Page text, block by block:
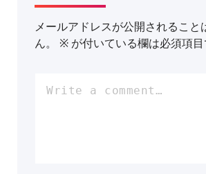
メールアドレスが公開されること
ん。
※が付いている欄は必須項